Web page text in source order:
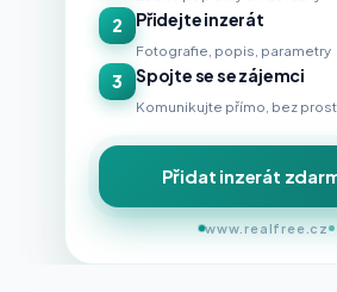
2 Přidejte inzerát
Fotografie, popis, parametry
3 Spojte se se zájemci
Komunikujte přímo, bez
Přidat inzerát
www.realfree.cz